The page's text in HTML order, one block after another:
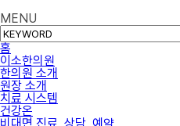
MENU
홈
이소한의원
한의원 소개
원장 소개
치료 시스템
건강온